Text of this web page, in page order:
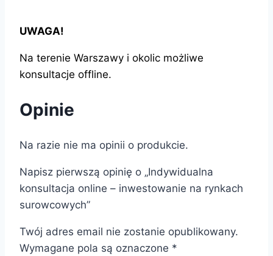
UWAGA!
Na terenie Warszawy i okolic możliwe
konsultacje offline.
Opinie
Na razie nie ma opinii o produkcie.
Napisz pierwszą opinię o „Indywidualna
konsultacja online – inwestowanie na rynkach
surowcowych”
Twój adres email nie zostanie opublikowany.
Wymagane pola są oznaczone *